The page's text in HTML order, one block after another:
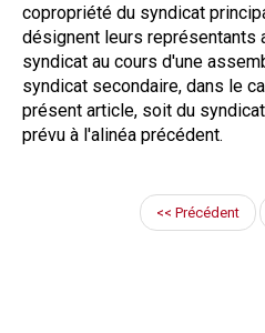
copropriété du syndicat
désignent leurs représentants
syndicat au cours d'une
syndicat secondaire, dans le
présent article, soit du
prévu à l'alinéa précédent.
<< Précédent